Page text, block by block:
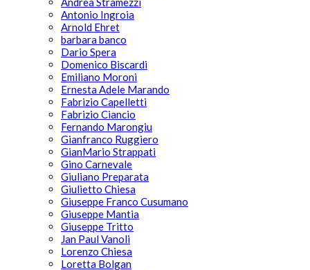
Antonio Ingroia
Arnold Ehret
barbara banco
Dario Spera
Domenico Biscardi
Emiliano Moroni
Ernesta Adele Marando
Fabrizio Capelletti
Fabrizio Ciancio
Fernando Marongiu
Gianfranco Ruggiero
GianMario Strappati
Gino Carnevale
Giuliano Preparata
Giulietto Chiesa
Giuseppe Franco Cusumano
Giuseppe Mantia
Giuseppe Tritto
Jan Paul Vanoli
Lorenzo Chiesa
Loretta Bolgan